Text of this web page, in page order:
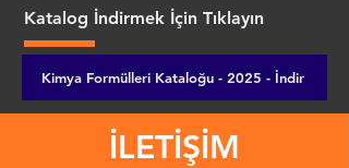
Katalog İndirmek İçin Tıklayın
Kimya Formülleri Kataloğu - 2025 - İndir
İLETİŞİM